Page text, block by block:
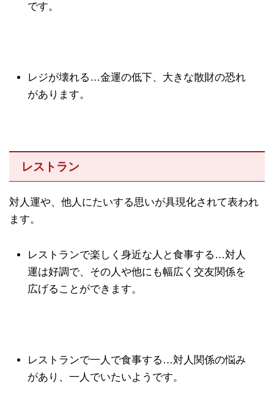
です。
レジが壊れる…金運の低下、大きな散財の恐れ
があります。
レストラン
対人運や、他人にたいする思いが具現化されて表われ
ます。
レストランで楽しく身近な人と食事する…対人
運は好調で、その人や他にも幅広く交友関係を
広げることができます。
レストランで一人で食事する…対人関係の悩み
があり、一人でいたいようです。